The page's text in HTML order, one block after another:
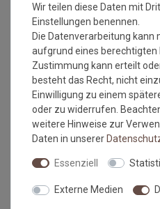
Beim ausmessen des
Bodenbelag verlegt
Türrahmen, Erker oder
mit ausmessen. Also
breiteste Breite.
Kalkulieren Sie immer
Länge und Breite mit ein,
gleichmäßig breit bzw.
Verlegehinweise:
Der Unterboden muss eben,
Wir teilen diese Daten mit
Einstellungen benennen.
Die Datenverarbeitung kann
aufgrund eines berechtigten
Zustimmung kann erteilt
besteht das Recht, nicht
Einwilligung zu einem
oder zu widerrufen.
weitere Hinweise zur
Daten in unserer
Essenziell
Externe Medien